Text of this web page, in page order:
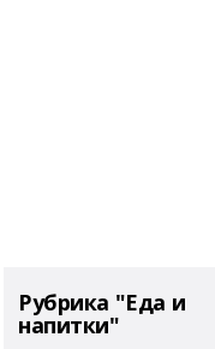
Рубрика "Еда и
напитки"